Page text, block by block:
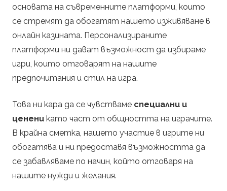
основата на съвременните платформи, които
се стремят да обогатят нашето изживяване в
онлайн казината. Персонализираните
платформи ни дават възможност да избираме
игри, които отговарят на нашите
предпочитания и стил на игра.
Това ни кара да се чувстваме специални и
ценени като част от общността на играчите.
В крайна сметка, нашето участие в игрите ни
обогатява и ни предоставя възможността да
се забавляваме по начин, който отговаря на
нашите нужди и желания.